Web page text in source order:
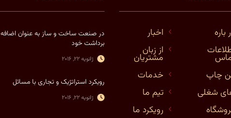
در صنعت ساخت و ساز به عنوان اضافه
برداشت خود
ژانویه 22, 2016
رویکرد استراتژیک و تجاری با مسائل
ژانویه 22, 2016
باره
اخبار
از زبان
مشتریان
چاپ
خدمات
شغلی
تیم ما
رویکرد ما